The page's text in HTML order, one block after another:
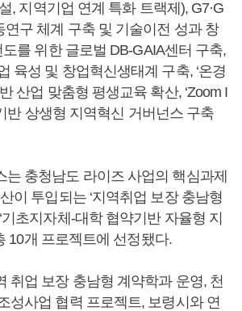
, 지역기업 연계 특화 트랙제), G7·G
연구 체계 구축 및 기술이전 성과 창
를 위한 글로벌 DB-GAIA센터 구축,
육성 및 창업혁신생태계 구축, ‘온경
산업 맞춤형 평생교육 확산, ‘Zoom I
반 상생형 지역혁신 거버넌스 구축
는 충청남도 라이즈 사업의 핵심과제
이 투입되는 ‘지역취업 보장 충남형
기초지자체-대학 협약기반 자율형 지
10개 프로젝트에 선정됐다.
취업 보장 충남형 계약학과 운영, 천
성사업 협력 프로젝트, 보령시와 연